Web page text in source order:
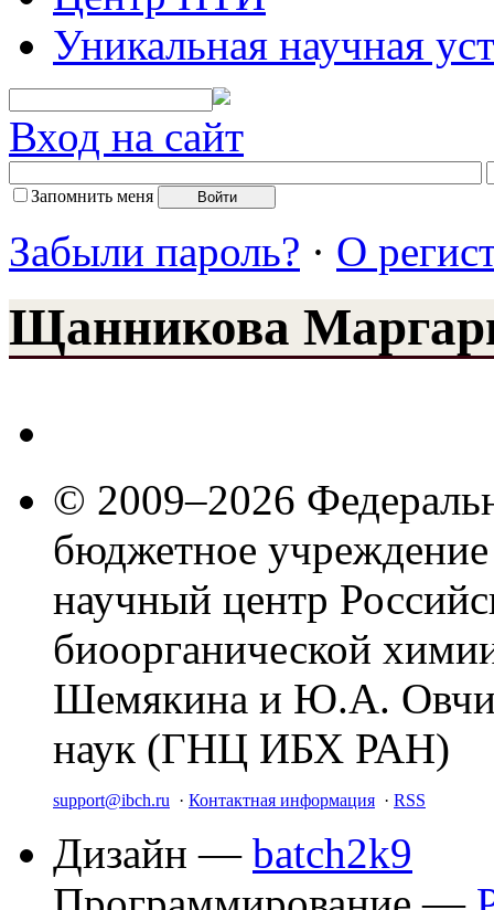
Уникальная научная
Вход на сайт
Запомнить меня
Забыли пароль? · О
Щанникова
© 2009–2026
бюджетное
научный центр
биоорганической
Шемякина и Ю.А.
наук (ГНЦ ИБХ РАН)
support@ibch.ru · Контактная информация · RSS
Дизайн — batch2k9